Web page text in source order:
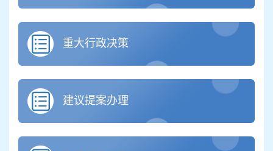
重大行政决策
建议提案办理